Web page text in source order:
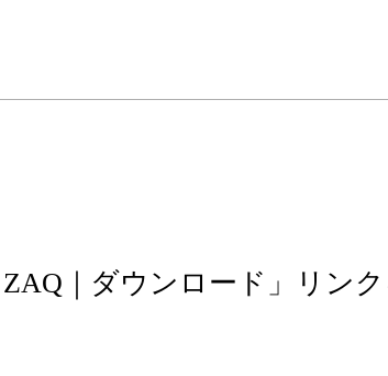
｜ダウンロード」リン